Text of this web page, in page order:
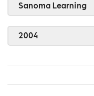
Sanoma Learning
2004